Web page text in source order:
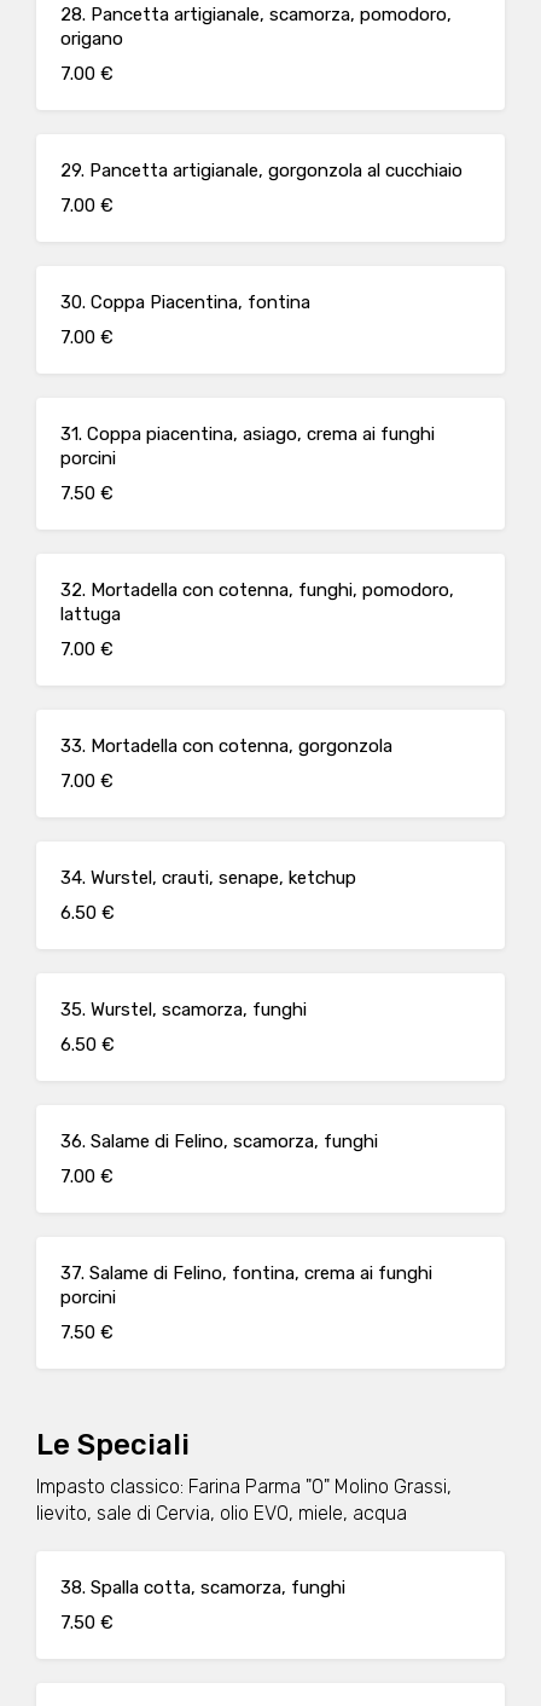
28. Pancetta artigianale, scamorza, pomodoro,
origano
7.00 €
29. Pancetta artigianale, gorgonzola al cucchiaio
7.00 €
30. Coppa Piacentina, fontina
7.00 €
31. Coppa piacentina, asiago, crema ai funghi
porcini
7.50 €
32. Mortadella con cotenna, funghi, pomodoro,
lattuga
7.00 €
33. Mortadella con cotenna, gorgonzola
7.00 €
34. Wurstel, crauti, senape, ketchup
6.50 €
35. Wurstel, scamorza, funghi
6.50 €
36. Salame di Felino, scamorza, funghi
7.00 €
37. Salame di Felino, fontina, crema ai funghi
porcini
7.50 €
Le Speciali
Impasto classico: Farina Parma "0" Molino Grassi,
lievito, sale di Cervia, olio EVO, miele, acqua
38. Spalla cotta, scamorza, funghi
7.50 €